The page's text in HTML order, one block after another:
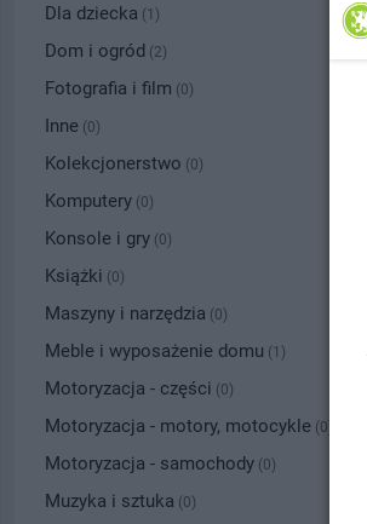
Dla dziecka (1)
Dom i ogród (2)
Fotografia i film (0)
Inne (0)
Kolekcjonerstwo (0)
Komputery (0)
Konsole i gry (0)
Książki (0)
Maszyny i narzędzia (0)
Meble i wyposażenie domu (1)
Motoryzacja - części (0)
Motoryzacja - motory, motocykle (0)
Motoryzacja - samochody (0)
Muzyka i sztuka (0)